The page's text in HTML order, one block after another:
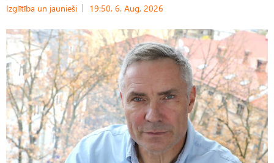
Izglītība un jaunieši 19:50, 6. Aug, 2026